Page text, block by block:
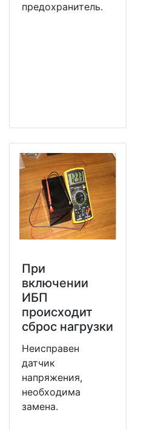
предохранитель.
При
включении
ИБП
происходит
сброс нагрузки
Неисправен
датчик
напряжения,
необходима
замена.